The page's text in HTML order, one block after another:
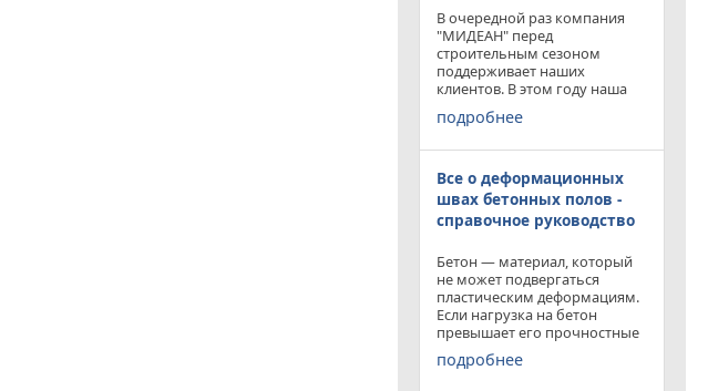
В очередной раз компания
"МИДЕАН" перед
строительным сезоном
поддерживает наших
клиентов. В этом году наша
компания предлагает
приобрести двухроторную
площадью затирки 2540 мм
по цене двухроторной
подробнее
Все о деформационных
швах бетонных полов -
справочное руководство
Бетон — материал, который
не может подвергаться
пластическим деформациям.
Если нагрузка на бетон
превышает его прочностные
характеристики, то он
попросту растрескивается.
подробнее